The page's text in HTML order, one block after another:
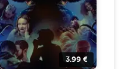
3.99 €